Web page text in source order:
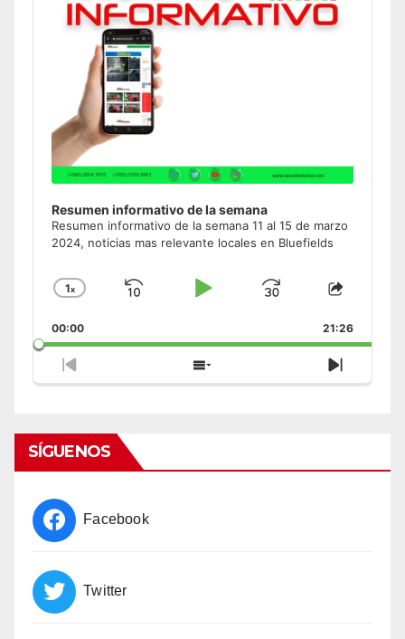
Resumen informativo de la semana
Resumen informativo de la semana 11 al 15 de marzo
2024, noticias mas relevante locales en Bluefields
Change
Rate
1x
Skip
Play
Jump
Forward
Share
Episode
00:00 21:26
Previous
Episode
Show
Episodes
Next
Episode
SÍGUENOS
Facebook
Twitter